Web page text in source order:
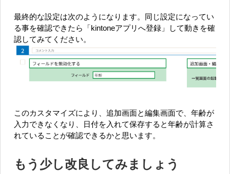
最終的な設定は次のようになります。同じ設定になってい
る事を確認できたら「kintoneアプリへ登録」して動きを確
認してみてください。
このカスタマイズにより、追加画面と編集画面で、年齢が
入力できなくなり、日付を入れて保存すると年齢が計算さ
れていることが確認できるかと思います。
もう少し改良してみましょう